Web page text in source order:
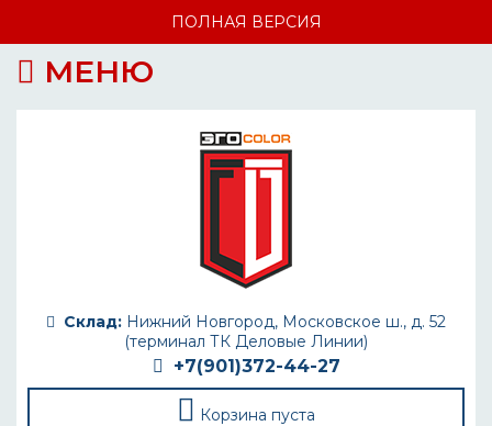
ПОЛНАЯ ВЕРСИЯ
МЕНЮ
Склад: Нижний Новгород, Московское ш., д. 52
(терминал ТК Деловые Линии)
+7(901)372-44-27
Корзина пуста